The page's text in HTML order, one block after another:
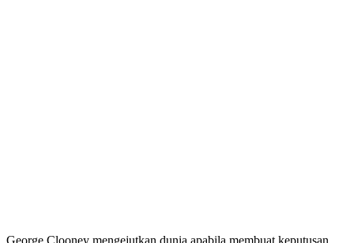
George Clooney mengejutkan dunia apabila membuat keputusan